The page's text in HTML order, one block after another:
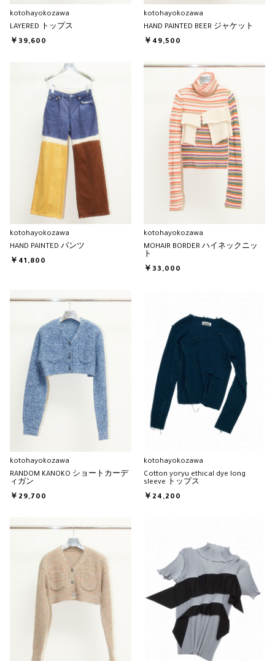
kotohayokozawa
LAYERED トップス
￥39,600
kotohayokozawa
HAND PAINTED BEER ジャケット
￥49,500
kotohayokozawa
HAND PAINTED パンツ
￥41,800
kotohayokozawa
MOHAIR BORDER ハイネックニッ
ト
￥33,000
kotohayokozawa
RANDOM KANOKO ショートカーデ
ィガン
￥29,700
kotohayokozawa
Cotton yoryu ethical dye long
sleeve トップス
￥24,200